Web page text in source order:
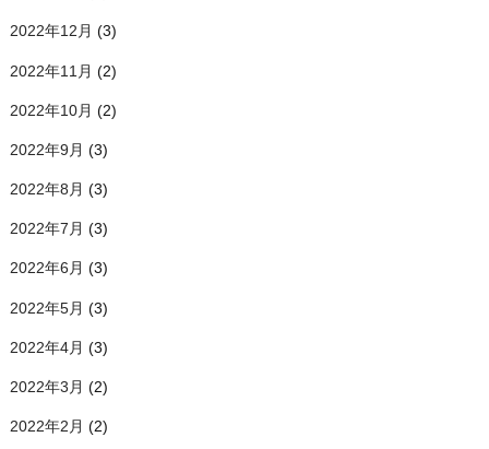
2022年12月 (3)
2022年11月 (2)
2022年10月 (2)
2022年9月 (3)
2022年8月 (3)
2022年7月 (3)
2022年6月 (3)
2022年5月 (3)
2022年4月 (3)
2022年3月 (2)
2022年2月 (2)